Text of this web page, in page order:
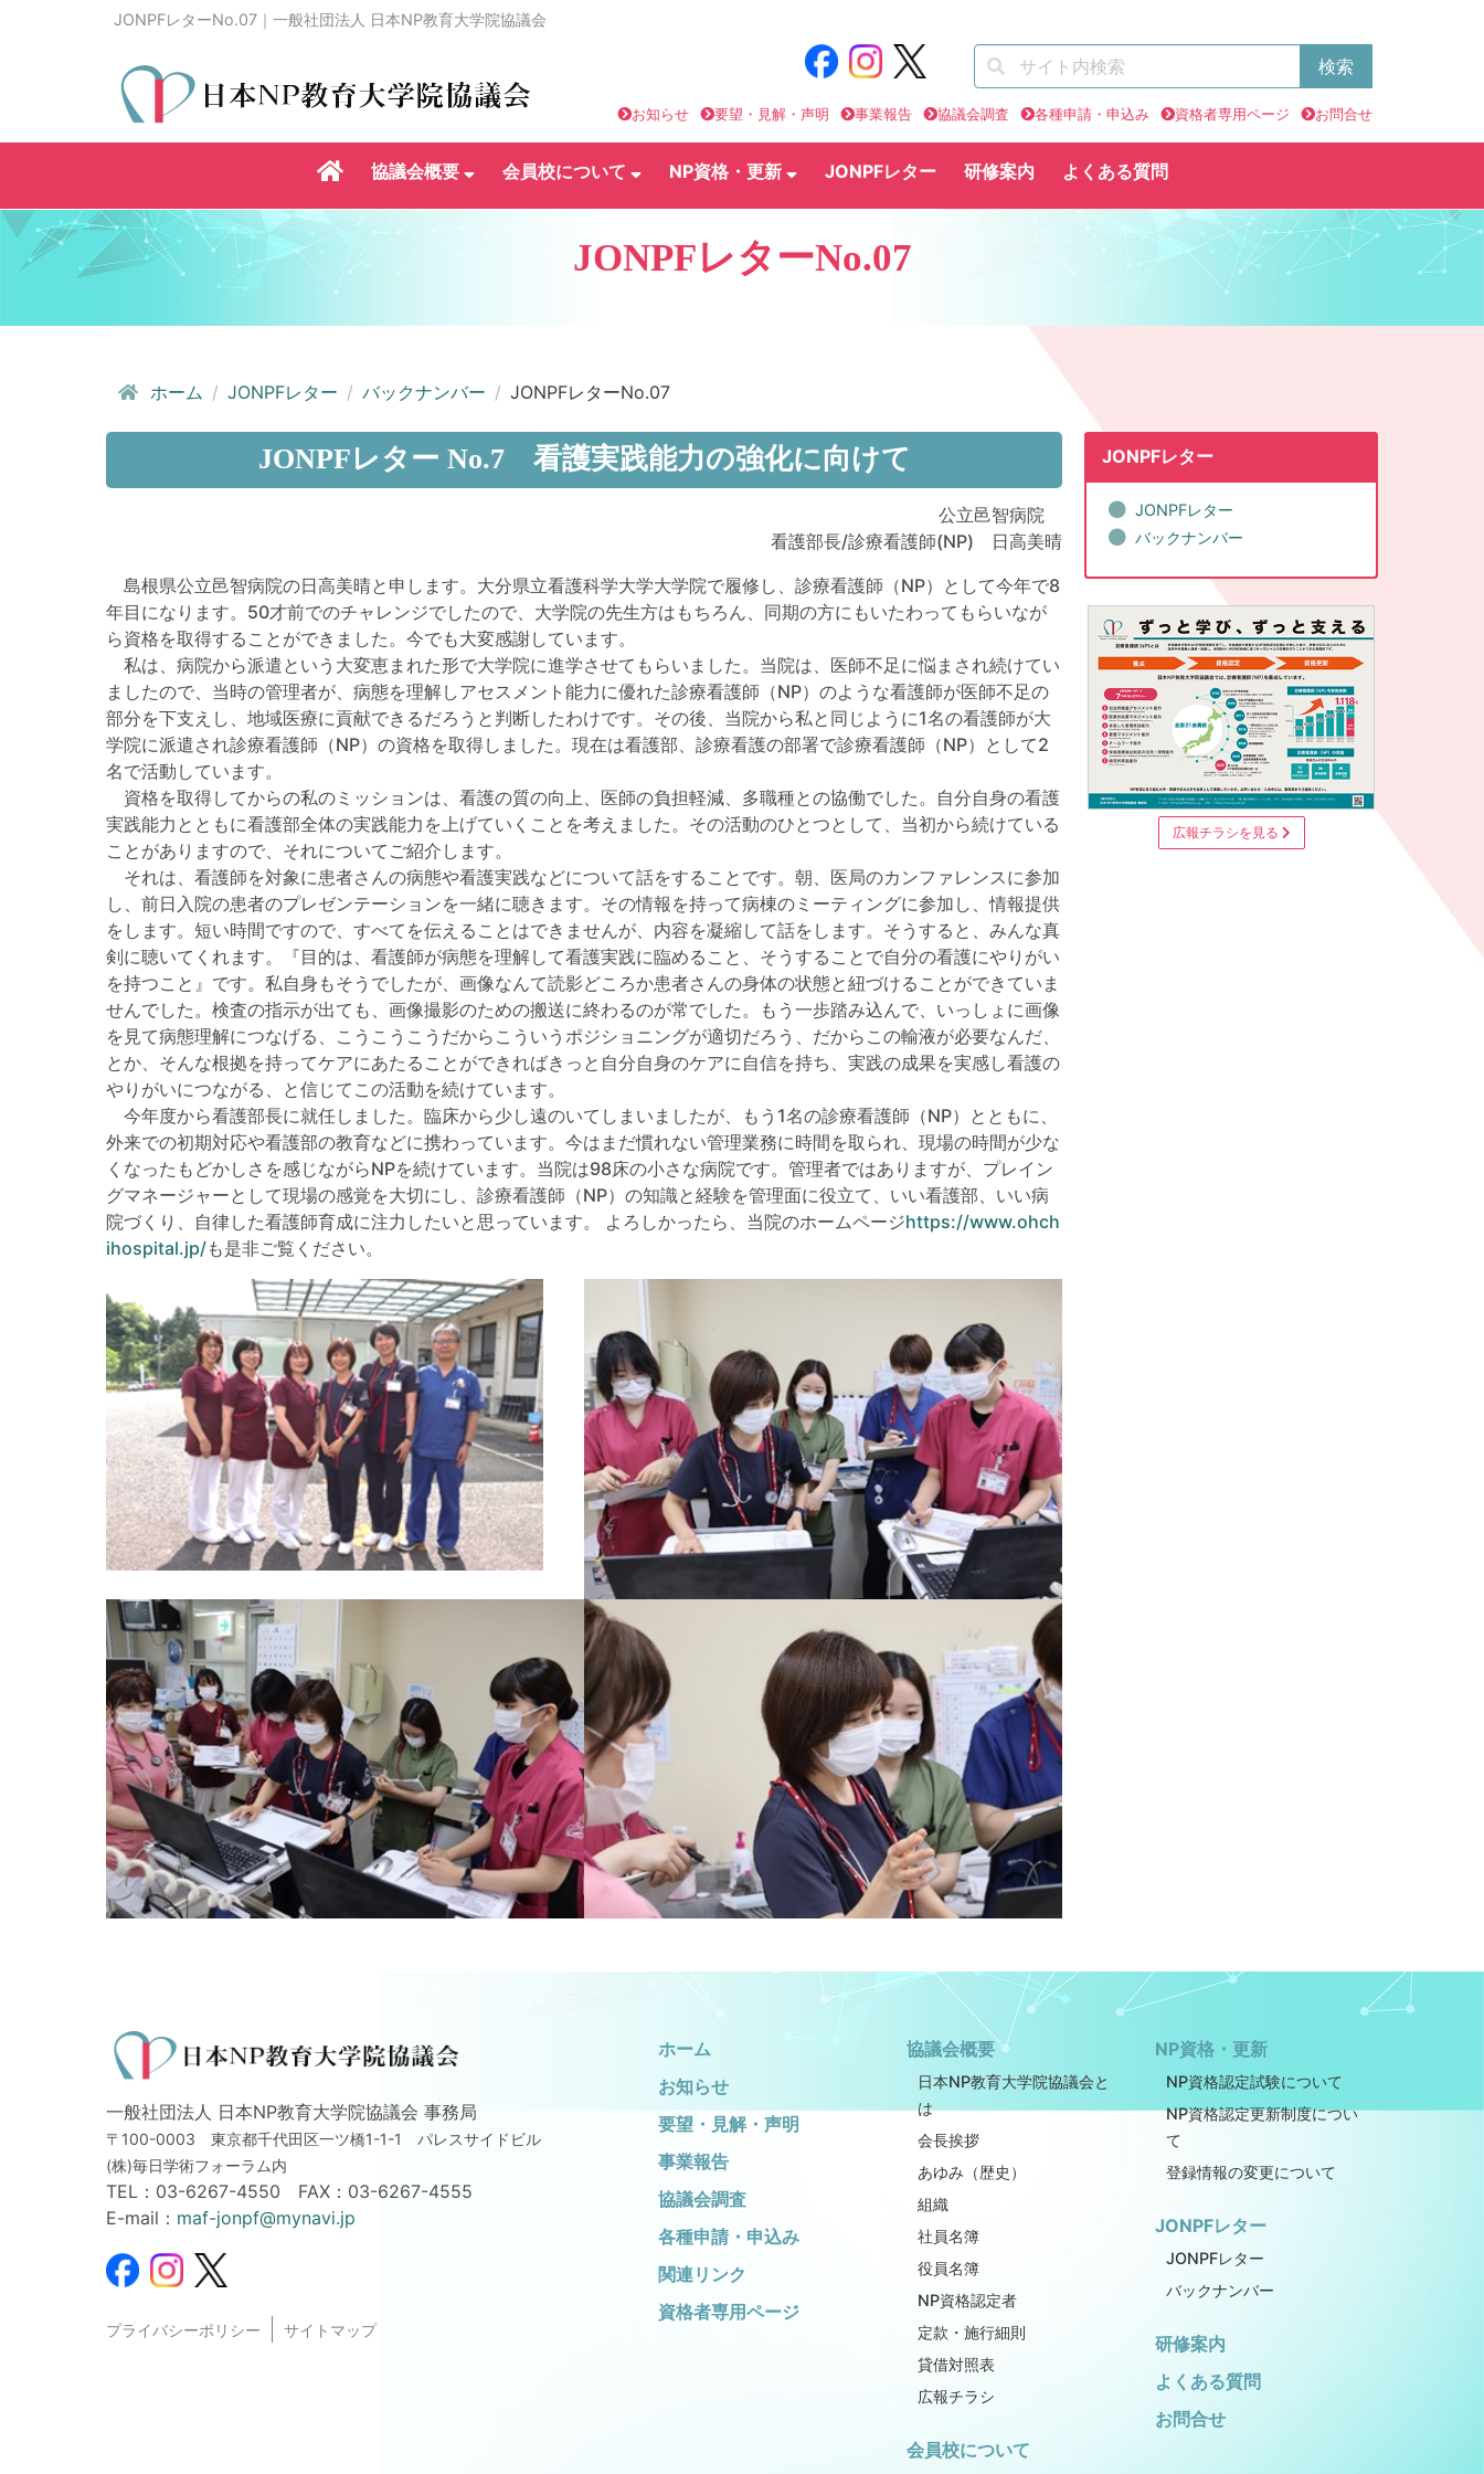
JONPFレターNo.07｜一般社団法人 日本NP教育大学院協議会
お知らせ 要望・見解・声明 事業報告 協議会調査 各種申請・申込み 資格者専用ページ お問合せ
協議会概要 会員校について NP資格・更新 JONPFレター 研修案内 よくある質問
JONPFレターNo.07
ホーム JONPFレター バックナンバー JONPFレターNo.07
JONPFレター No.7 看護実践能力の強化に向けて
公立邑智病院
看護部長/診療看護師(NP) 日高美晴
島根県公立邑智病院の日高美晴と申します。大分県立看護科学大学大学院で履修し、診療看護師（NP）として今年で8
年目になります。50才前でのチャレンジでしたので、大学院の先生方はもちろん、同期の方にもいたわってもらいなが
ら資格を取得することができました。今でも大変感謝しています。
私は、病院から派遣という大変恵まれた形で大学院に進学させてもらいました。当院は、医師不足に悩まされ続けてい
ましたので、当時の管理者が、病態を理解しアセスメント能力に優れた診療看護師（NP）のような看護師が医師不足の
部分を下支えし、地域医療に貢献できるだろうと判断したわけです。その後、当院から私と同じように1名の看護師が大
学院に派遣され診療看護師（NP）の資格を取得しました。現在は看護部、診療看護の部署で診療看護師（NP）として2
名で活動しています。
資格を取得してからの私のミッションは、看護の質の向上、医師の負担軽減、多職種との協働でした。自分自身の看護
実践能力とともに看護部全体の実践能力を上げていくことを考えました。その活動のひとつとして、当初から続けている
ことがありますので、それについてご紹介します。
それは、看護師を対象に患者さんの病態や看護実践などについて話をすることです。朝、医局のカンファレンスに参加
し、前日入院の患者のプレゼンテーションを一緒に聴きます。その情報を持って病棟のミーティングに参加し、情報提供
をします。短い時間ですので、すべてを伝えることはできませんが、内容を凝縮して話をします。そうすると、みんな真
剣に聴いてくれます。『目的は、看護師が病態を理解して看護実践に臨めること、そうすることで自分の看護にやりがい
を持つこと』です。私自身もそうでしたが、画像なんて読影どころか患者さんの身体の状態と紐づけることができていま
せんでした。検査の指示が出ても、画像撮影のための搬送に終わるのが常でした。もう一歩踏み込んで、いっしょに画像
を見て病態理解につなげる、こうこうこうだからこういうポジショニングが適切だろう、だからこの輸液が必要なんだ、
とか、そんな根拠を持ってケアにあたることができればきっと自分自身のケアに自信を持ち、実践の成果を実感し看護の
やりがいにつながる、と信じてこの活動を続けています。
今年度から看護部長に就任しました。臨床から少し遠のいてしまいましたが、もう1名の診療看護師（NP）とともに、
外来での初期対応や看護部の教育などに携わっています。今はまだ慣れない管理業務に時間を取られ、現場の時間が少な
くなったもどかしさを感じながらNPを続けています。当院は98床の小さな病院です。管理者ではありますが、プレイン
グマネージャーとして現場の感覚を大切にし、診療看護師（NP）の知識と経験を管理面に役立て、いい看護部、いい病
院づくり、自律した看護師育成に注力したいと思っています。 よろしかったら、当院のホームページhttps://www.ohch
ihospital.jp/も是非ご覧ください。
JONPFレター
JONPFレター
バックナンバー
広報チラシを見る
ホーム
お知らせ
要望・見解・声明
事業報告
協議会調査
各種申請・申込み
関連リンク
資格者専用ページ
協議会概要
日本NP教育大学院協議会と
は
会長挨拶
あゆみ（歴史）
組織
社員名簿
役員名簿
NP資格認定者
定款・施行細則
貸借対照表
広報チラシ
会員校について
NP資格・更新
NP資格認定試験について
NP資格認定更新制度につい
て
登録情報の変更について
JONPFレター
JONPFレター
バックナンバー
研修案内
よくある質問
お問合せ
一般社団法人 日本NP教育大学院協議会 事務局
〒100-0003 東京都千代田区一ツ橋1-1-1 パレスサイドビル
(株)毎日学術フォーラム内
TEL： 03-6267-4550 FAX：03-6267-4555
E-mail： maf-jonpf@mynavi.jp
プライバシーポリシー サイトマップ